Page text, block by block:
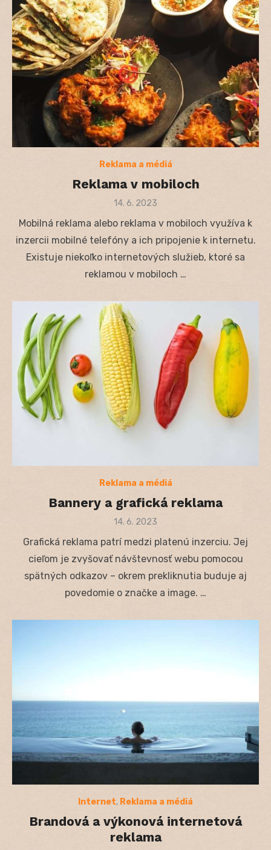
Reklama a médiá
Reklama v mobiloch
Posted
14. 6. 2023
Mobilná reklama alebo reklama v mobiloch využíva k
inzercii mobilné telefóny a ich pripojenie k internetu.
Existuje niekoľko internetových služieb, ktoré sa
reklamou v mobiloch …
Reklama a médiá
Bannery a grafická reklama
Posted
14. 6. 2023
Grafická reklama patrí medzi platenú inzerciu. Jej
cieľom je zvyšovať návštevnosť webu pomocou
spätných odkazov – okrem prekliknutia buduje aj
povedomie o značke a image. …
Internet, Reklama a médiá
Brandová a výkonová internetová
reklama